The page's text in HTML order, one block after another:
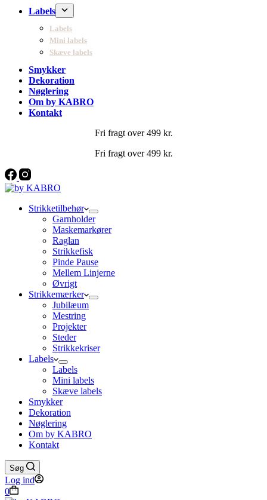
Labels
Labels
Mini labels
Skæve labels
Smykker
Dekoration
Nøglering
Om by KABRO
Kontakt
Fri fragt over 499 kr.
Fri fragt over 499 kr.
Strikketilbehør
Garnholder
Maskemarkører
Raglan
Strikkefisk
Pinde Pause
Mellem Linjerne
Øvrigt
Strikkemærker
Jubilæum
Mestring
Projekter
Steder
Strikkekriser
Labels
Labels
Mini labels
Skæve labels
Smykker
Dekoration
Nøglering
Om by KABRO
Kontakt
Søg
Log ind
Indkøbskurv
0